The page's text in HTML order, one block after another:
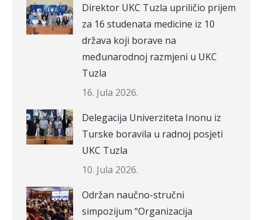
Direktor UKC Tuzla upriličio prijem
za 16 studenata medicine iz 10
država koji borave na
međunarodnoj razmjeni u UKC
Tuzla
16. Jula 2026.
Delegacija Univerziteta Inonu iz
Turske boravila u radnoj posjeti
UKC Tuzla
10. Jula 2026.
Održan naučno-stručni
simpozijum “Organizacija